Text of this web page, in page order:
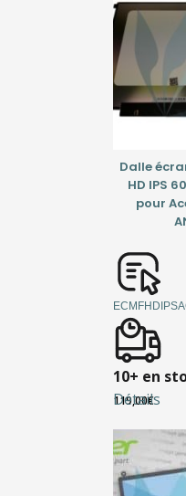
Détails
Dalle
HD IPS
pour
10+ en
119,00€